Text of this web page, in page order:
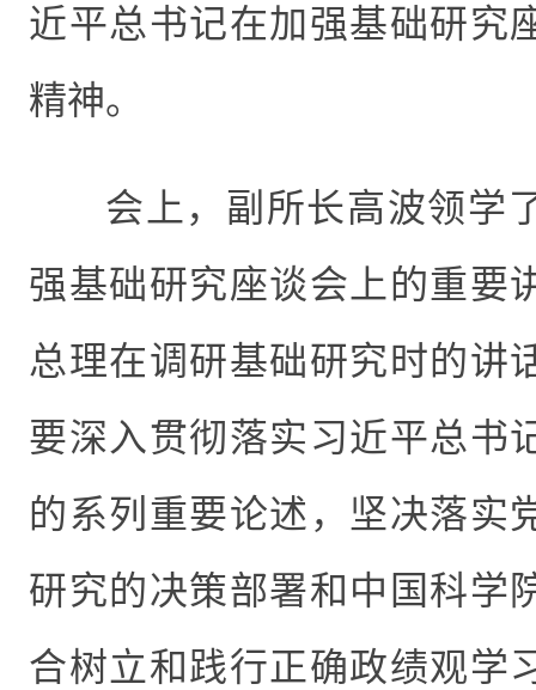
近平总书记在加强基础研究
精神。
会上，副所长高波领学
强基础研究座谈会上的重要
总理在调研基础研究时的讲
要深入贯彻落实习近平总书
的系列重要论述，坚决落实
研究的决策部署和中国科学
合树立和践行正确政绩观学